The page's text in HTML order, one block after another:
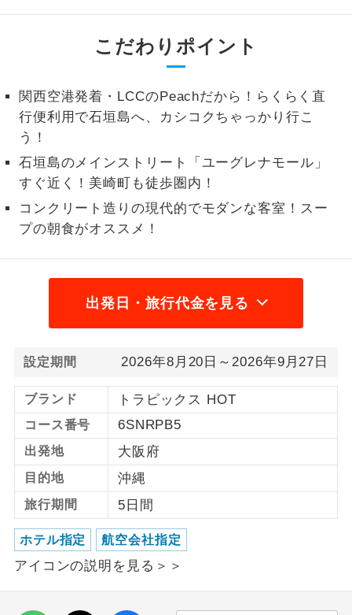
こだわりポイント
関西空港発着・LCCのPeachだから！らくらく直
行便利用で石垣島へ、カシコクちゃっかり行こ
う！
石垣島のメインストリート「ユーグレナモール」
すぐ近く！美崎町も徒歩圏内！
コンクリート造りの現代的でモダンな客室！スー
プの朝食がオススメ！
出発日・旅行代金を見る
設定期間 2026年8月20日～2026年9月27日
ブランド トラピックス HOT
コース番号 6SNRPB5
出発地 大阪府
目的地 沖縄
旅行期間 5日間
ホテル指定 航空会社指定
アイコンの説明を見る＞＞
トラベルイヤ
周りの音を気にせず、ガイドさんの説明
をじっくり聞くことができます。
1名様催行
1名様から出発可能な個人型プランで
2名様催行
す。
おひとり様参
加限定
おひとり様限定でご参加いただけるコー
スです。
金
ご夫婦限定
ご夫婦限定でご参加いただけるコースで
女性限定
す。
年齢制限あり
ご参加にあたり年齢に制限があるコース
です。
航空会社指定
利用航空会社が指定なので、ご出発の計
画にとても便利です。
ホテル指定
ご紹介するホテルを指定したコースで
す。
おひとり様バ
ス2席利用
おひとり様でバス席を2席利⽤できま
す。